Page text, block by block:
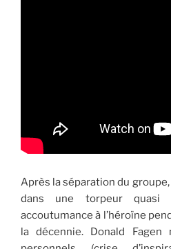
Après la séparation du
dans une torpeur
accoutumance à l’héroïne
la décennie. Donald Fagen